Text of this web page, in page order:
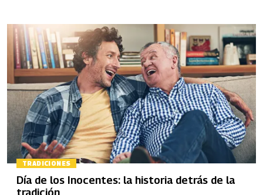
TRADICIONES
Día de los Inocentes: la historia detrás de la
tradición